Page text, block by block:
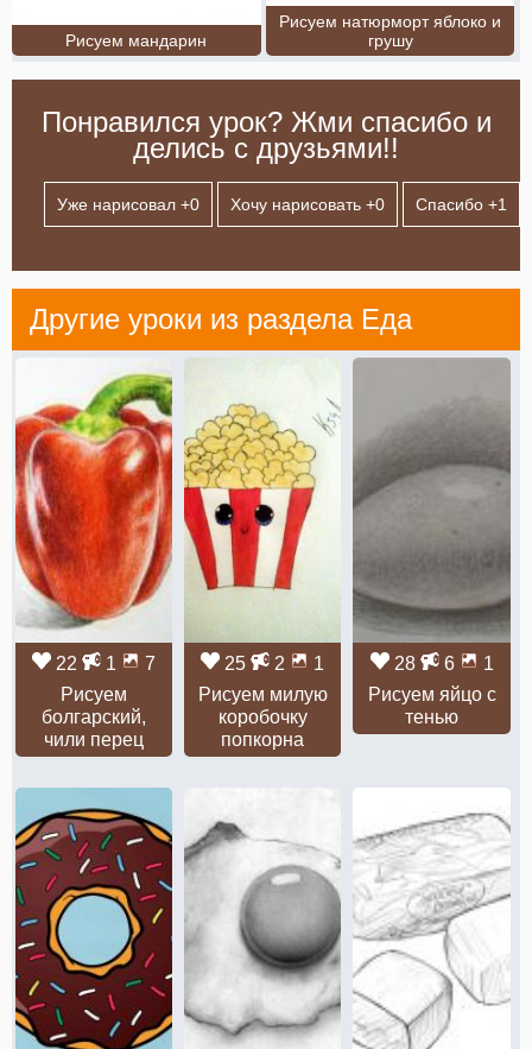
Рисуем мандарин
Рисуем натюрморт яблоко и
грушу
Понравился урок? Жми спасибо и
делись с друзьями!!
Уже нарисовал +0 Хочу нарисовать +0 Спасибо +1
Другие уроки из раздела Еда
22 1
7
Рисуем
болгарский,
чили перец
25 2
1
Рисуем милую
коробочку
попкорна
28 6
1
Рисуем яйцо с
тенью